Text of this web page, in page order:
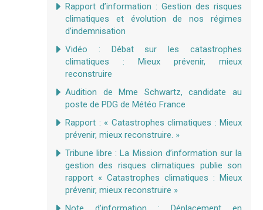
Rapport d’information : Gestion des risques
climatiques et évolution de nos régimes
d’indemnisation
Vidéo : Débat sur les catastrophes
climatiques : Mieux prévenir, mieux
reconstruire
Audition de Mme Schwartz, candidate au
poste de PDG de Météo France
Rapport : « Catastrophes climatiques : Mieux
prévenir, mieux reconstruire. »
Tribune libre : La Mission d’information sur la
gestion des risques climatiques publie son
rapport « Catastrophes climatiques : Mieux
prévenir, mieux reconstruire »